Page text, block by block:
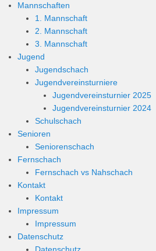
Mannschaften
1. Mannschaft
2. Mannschaft
3. Mannschaft
Jugend
Jugendschach
Jugendvereinsturniere
Jugendvereinsturnier 2025
Jugendvereinsturnier 2024
Schulschach
Senioren
Seniorenschach
Fernschach
Fernschach vs Nahschach
Kontakt
Kontakt
Impressum
Impressum
Datenschutz